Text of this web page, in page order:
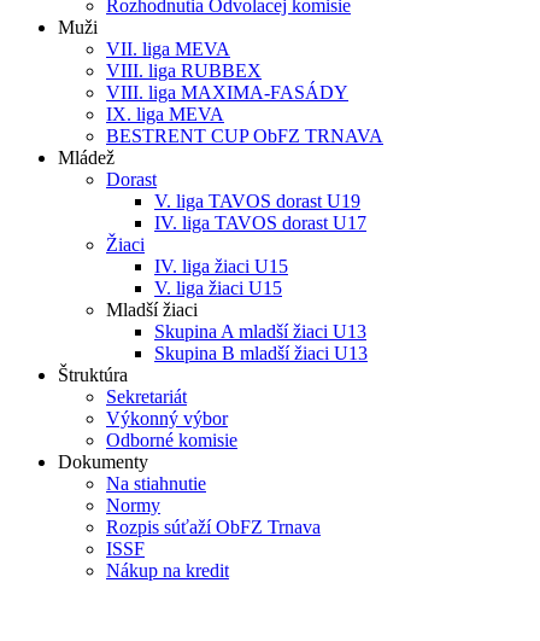
Rozhodnutia Odvolacej komisie
Muži
VII. liga MEVA
VIII. liga RUBBEX
VIII. liga MAXIMA-FASÁDY
IX. liga MEVA
BESTRENT CUP ObFZ TRNAVA
Mládež
Dorast
V. liga TAVOS dorast U19
IV. liga TAVOS dorast U17
Žiaci
IV. liga žiaci U15
V. liga žiaci U15
Mladší žiaci
Skupina A mladší žiaci U13
Skupina B mladší žiaci U13
Štruktúra
Sekretariát
Výkonný výbor
Odborné komisie
Dokumenty
Na stiahnutie
Normy
Rozpis súťaží ObFZ Trnava
ISSF
Nákup na kredit